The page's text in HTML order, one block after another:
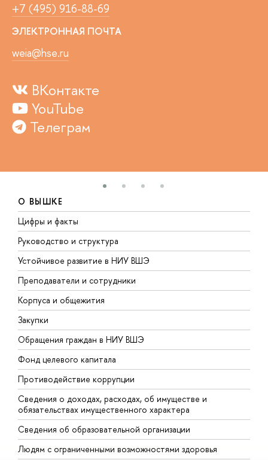
+7 (495) 916-88-69
ЭЛЕКТРОННАЯ ПОЧТА
weia@hse.ru
ВКонтакте
YouTube
Телеграм
О ВЫШКЕ
Цифры и факты
Руководство и структура
Устойчивое развитие в НИУ ВШЭ
Преподаватели и сотрудники
Корпуса и общежития
Закупки
Обращения граждан в НИУ ВШЭ
Фонд целевого капитала
Противодействие коррупции
Сведения о доходах, расходах, об имуществе и
обязательствах имущественного характера
Сведения об образовательной организации
Людям с ограниченными возможностями здоровья